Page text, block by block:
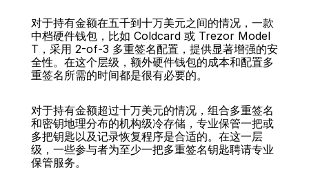
对于持有金额在五千到十万美元之间的情况，一款
中档硬件钱包，比如 Coldcard 或 Trezor Model
T，采用 2-of-3 多重签名配置，提供显著增强的安
全性。在这个层级，额外硬件钱包的成本和配置多
重签名所需的时间都是很有必要的。
对于持有金额超过十万美元的情况，组合多重签名
和密钥地理分布的机构级冷存储，专业保管一把或
多把钥匙以及记录恢复程序是合适的。在这一层
级，一些参与者为至少一把多重签名钥匙聘请专业
保管服务。